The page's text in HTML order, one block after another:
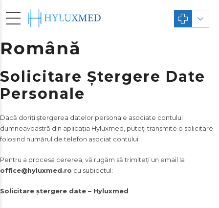
Română
Solicitare Ștergere Date
Personale
Dacă doriți ștergerea datelor personale asociate contului
dumneavoastră din aplicația Hyluxmed, puteți transmite o solicitare
folosind numărul de telefon asociat contului.
Pentru a procesa cererea, vă rugăm să trimiteți un email la
office@hyluxmed.ro cu subiectul:
Solicitare ștergere date – Hyluxmed